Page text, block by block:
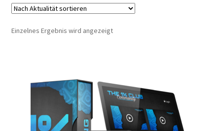
Über
Veranstaltungen
Einzelnes Ergebnis wird angezeigt